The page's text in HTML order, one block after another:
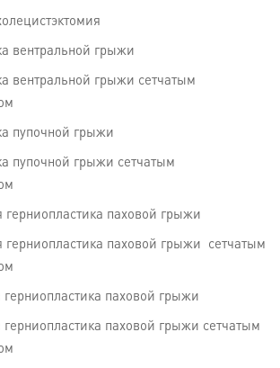
вентральной грыжи
вентральной грыжи сетчатым
пупочной грыжи
пупочной грыжи сетчатым
герниопластика паховой грыжи
герниопластика паховой грыжи сетчатым
герниопластика паховой грыжи
герниопластика паховой грыжи сетчатым